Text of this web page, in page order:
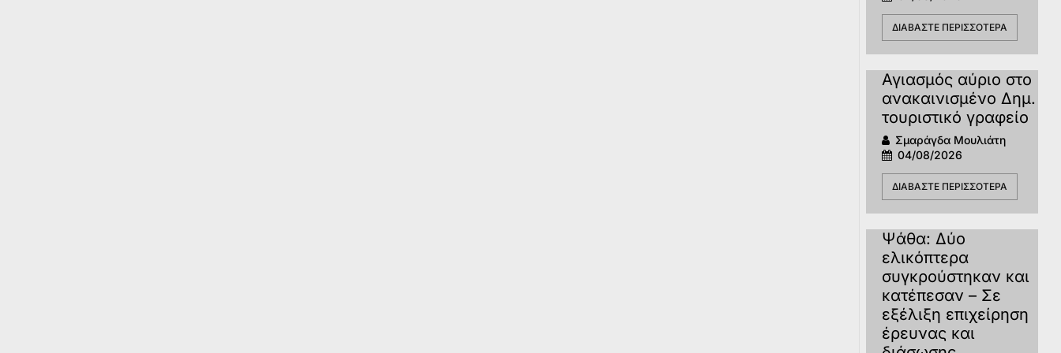
ΔΙΑΒΆΣΤΕ ΠΕΡΙΣΣΌΤΕΡΑ
Αγιασμός αύριο στο
ανακαινισμένο Δημ.
τουριστικό γραφείο
Σμαράγδα Μουλιάτη
04/08/2026
ΔΙΑΒΆΣΤΕ ΠΕΡΙΣΣΌΤΕΡΑ
Ψάθα: Δύο
ελικόπτερα
συγκρούστηκαν και
κατέπεσαν – Σε
εξέλιξη επιχείρηση
έρευνας και